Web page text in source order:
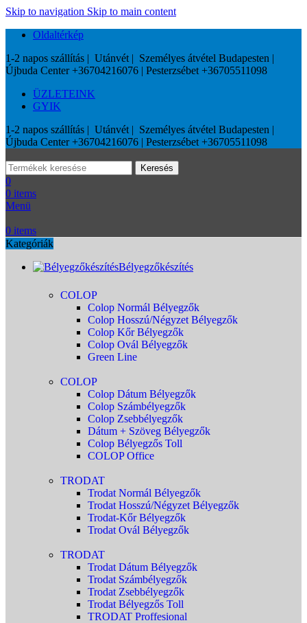
Skip to navigation Skip to main content
Oldaltérkép
1-2 napos szállítás | Utánvét | Személyes átvétel Budapesten |
Újbuda Center +36704216076 | Pesterzsébet +36705511098
ÜZLETEINK
GYIK
1-2 napos szállítás | Utánvét | Személyes átvétel Budapesten |
Újbuda Center +36704216076 | Pesterzsébet +36705511098
Keresés
0
0 items
Menü
0 items
Kategóriák
Bélyegzőkészítés
COLOP
Colop Normál Bélyegzők
Colop Hosszú/Négyzet Bélyegzők
Colop Kőr Bélyegzők
Colop Ovál Bélyegzők
Green Line
COLOP
Colop Dátum Bélyegzők
Colop Számbélyegzők
Colop Zsebbélyegzők
Dátum + Szöveg Bélyegzők
Colop Bélyegzős Toll
COLOP Office
TRODAT
Trodat Normál Bélyegzők
Trodat Hosszú/Négyzet Bélyegzők
Trodat-Kőr Bélyegzők
Trodat Ovál Bélyegzők
TRODAT
Trodat Dátum Bélyegzők
Trodat Számbélyegzők
Trodat Zsebbélyegzők
Trodat Bélyegzős Toll
TRODAT Proffesional